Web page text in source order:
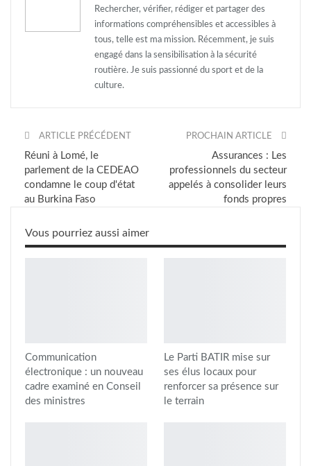
Rechercher, vérifier, rédiger et partager des
informations compréhensibles et accessibles à
tous, telle est ma mission. Récemment, je suis
engagé dans la sensibilisation à la sécurité
routière. Je suis passionné du sport et de la
culture.
ARTICLE PRÉCÉDENT
Réuni à Lomé, le
parlement de la CEDEAO
condamne le coup d'état
au Burkina Faso
PROCHAIN ARTICLE
Assurances : Les
professionnels du secteur
appelés à consolider leurs
fonds propres
Vous pourriez aussi aimer
Communication
électronique : un nouveau
cadre examiné en Conseil
des ministres
Le Parti BATIR mise sur
ses élus locaux pour
renforcer sa présence sur
le terrain